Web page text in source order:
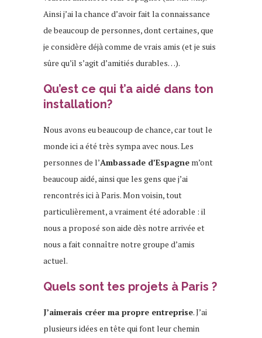
Ainsi j’ai la chance d’avoir fait la connaissance
de beaucoup de personnes, dont certaines, que
je considère déjà comme de vrais amis (et je suis
sûre qu’il s’agit d’amitiés durables…).
Qu’est ce qui t’a aidé dans ton
installation?
Nous avons eu beaucoup de chance, car tout le
monde ici a été très sympa avec nous. Les
personnes de l’Ambassade d’Espagne m’ont
beaucoup aidé, ainsi que les gens que j’ai
rencontrés ici à Paris. Mon voisin, tout
particulièrement, a vraiment été adorable : il
nous a proposé son aide dès notre arrivée et
nous a fait connaître notre groupe d’amis
actuel.
Quels sont tes projets à Paris ?
J’aimerais créer ma propre entreprise. J’ai
plusieurs idées en tête qui font leur chemin